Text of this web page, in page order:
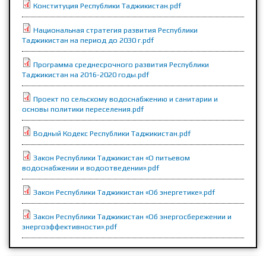
Конституция Республики Таджикистан.pdf
Национальная стратегия развития Республики
Таджикистан на период до 2030 г.pdf
Программа среднесрочного развития Республики
Таджикистан на 2016-2020 годы.pdf
Проект по сельскому водоснабжению и санитарии и
основы политики переселения.pdf
Водный Кодекс Республики Таджикистан.pdf
Закон Республики Таджикистан «О питьевом
водоснабжении и водоотведении».pdf
Закон Республики Таджикистан «Об энергетике».pdf
Закон Республики Таджикистан «Об энергосбережении и
энергоэффективности».pdf